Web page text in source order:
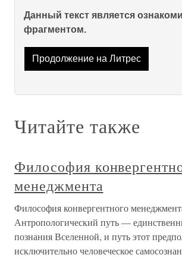
Данный текст является
фрагментом.
Продолжение на Литрес
Читайте также
Философия
менеджмента
Философия конвергентного
Антропологический путь —
познания Вселенной, и путь этот
исключительно человеческое